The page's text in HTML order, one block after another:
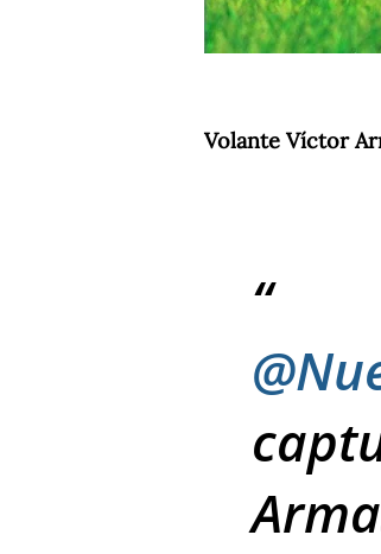
Volante Víctor